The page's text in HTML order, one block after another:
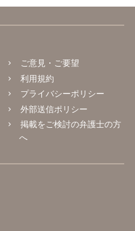
ご意見・ご要望
利用規約
プライバシーポリシー
外部送信ポリシー
掲載をご検討の弁護士の方
へ